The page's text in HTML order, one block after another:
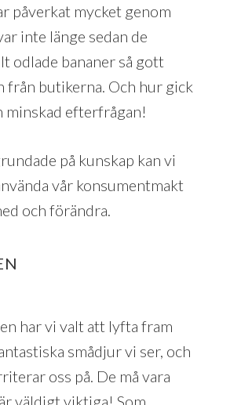
påverkat mycket genom
inte länge sedan de
odlade bananer så gott
från butikerna. Och hur gick
minskad efterfrågan!
på kunskap kan vi
vår konsumentmakt
och förändra.
har vi valt att lyfta fram
smådjur vi ser, och
oss på. De må vara
väldigt viktiga! Som